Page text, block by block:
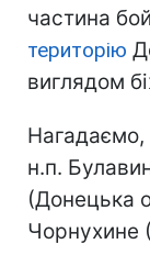
частина
територію
виглядом
н.п.
(Донецька
Чорнухине